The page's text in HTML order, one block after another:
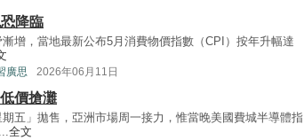
降臨
增，當地最新公布5月消費物價指數（CPI）按年升幅達
廣思 2026年06月11日
價搶灘
五」拋售，亞洲市場周一接力，惟當晚美國費城半導體指
全文